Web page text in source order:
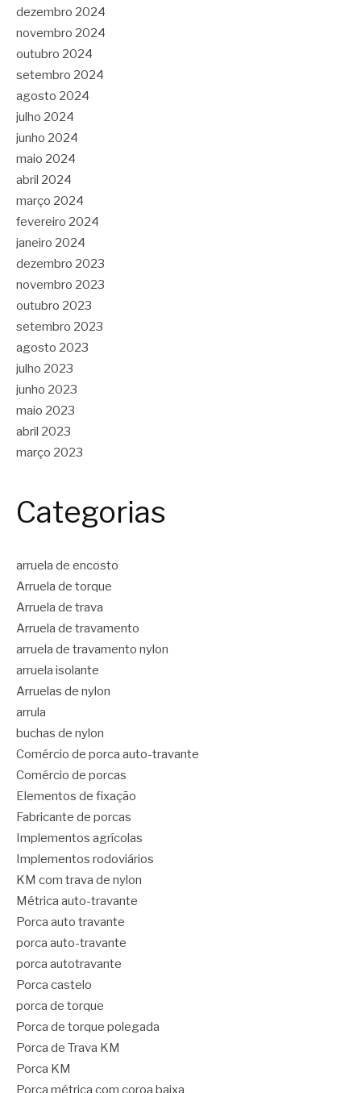
dezembro 2024
novembro 2024
outubro 2024
setembro 2024
agosto 2024
julho 2024
junho 2024
maio 2024
abril 2024
março 2024
fevereiro 2024
janeiro 2024
dezembro 2023
novembro 2023
outubro 2023
setembro 2023
agosto 2023
julho 2023
junho 2023
maio 2023
abril 2023
março 2023
Categorias
arruela de encosto
Arruela de torque
Arruela de trava
Arruela de travamento
arruela de travamento nylon
arruela isolante
Arruelas de nylon
arrula
buchas de nylon
Comércio de porca auto-travante
Comércio de porcas
Elementos de fixação
Fabricante de porcas
Implementos agrícolas
Implementos rodoviários
KM com trava de nylon
Métrica auto-travante
Porca auto travante
porca auto-travante
porca autotravante
Porca castelo
porca de torque
Porca de torque polegada
Porca de Trava KM
Porca KM
Porca métrica com coroa baixa